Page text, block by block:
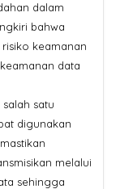
dalam
bahwa
keamanan
data
satu
digunakan
melalui
sehingga
SSL